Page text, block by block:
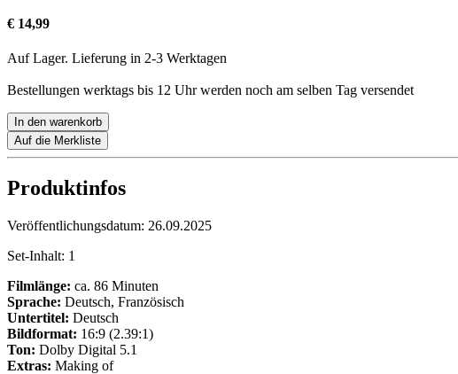
€ 14,99
Auf Lager. Lieferung in 2-3 Werktagen
Bestellungen werktags bis 12 Uhr werden noch am selben Tag versendet
In den warenkorb
Auf die Merkliste
Produktinfos
Veröffentlichungsdatum: 26.09.2025
Set-Inhalt: 1
Filmlänge: ca. 86 Minuten
Sprache: Deutsch, Französisch
Untertitel: Deutsch
Bildformat: 16:9 (2.39:1)
Ton: Dolby Digital 5.1
Extras: Making of